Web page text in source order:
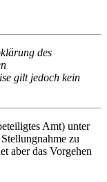
des
gilt jedoch kein
Amt) unter
zu
aber das Vorgehen